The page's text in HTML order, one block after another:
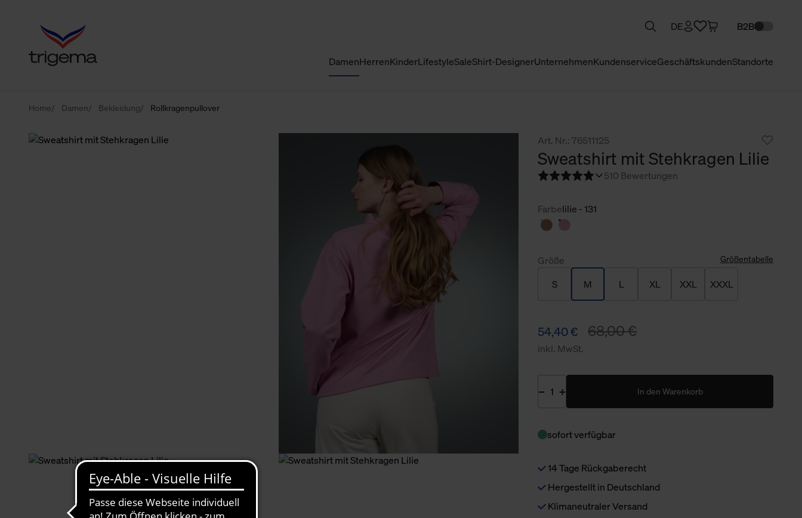
DamenHerrenKinderLifestyleSaleShirt-DesignerUnternehmenKundenserviceGeschäftskundenStandorte
DE B2B
Home Damen Bekleidung Rollkragenpullover
Art. Nr.: 76511125
Sweatshirt mit Stehkragen Lilie
510 Bewertungen
Farbelilie - 131
Größe Größentabelle
S M L XL XXL XXXL
54,40 € 68,00 €
inkl. MwSt.
In den Warenkorb
sofort verfügbar
14 Tage Rückgaberecht
Hergestellt in Deutschland
Klimaneutraler Versand